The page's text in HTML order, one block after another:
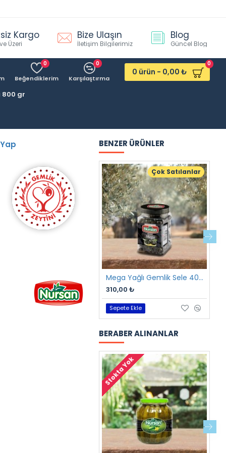
Kargo
Üzeri
Bize Ulaşın
İletişim Bilgilerimiz
Blog
Güncel Blog
Beğendiklerim
0
Karşılaştırma
0
0 ürün - 0,00 ₺
0
800 gr
BENZER ÜRÜNLER
Çok Satılanlar
Mega Yağlı Gemlik Sele 400 gr
310,00 ₺
Sepete Ekle
BERABER ALINANLAR
Stokta Yok